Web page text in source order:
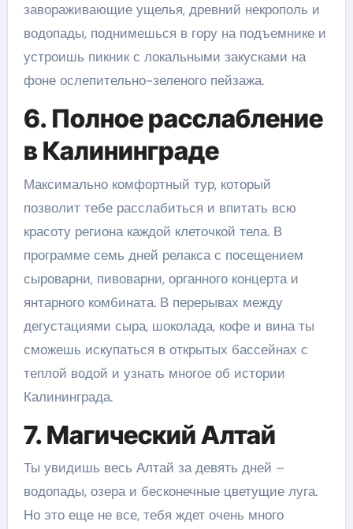
завораживающие ущелья, древний некрополь и
водопады, поднимешься в гору на подъемнике и
устроишь пикник с локальными закусками на
фоне ослепительно-зеленого пейзажа.
6. Полное расслабление
в Калининграде
Максимально комфортный тур, который
позволит тебе расслабиться и впитать всю
красоту региона каждой клеточкой тела. В
программе семь дней релакса с посещением
сыроварни, пивоварни, органного концерта и
янтарного комбината. В перерывах между
дегустациями сыра, шоколада, кофе и вина ты
сможешь искупаться в открытых бассейнах с
теплой водой и узнать многое об истории
Калининграда.
7. Магический Алтай
Ты увидишь весь Алтай за девять дней –
водопады, озера и бесконечные цветущие луга.
Но это еще не все, тебя ждет очень много